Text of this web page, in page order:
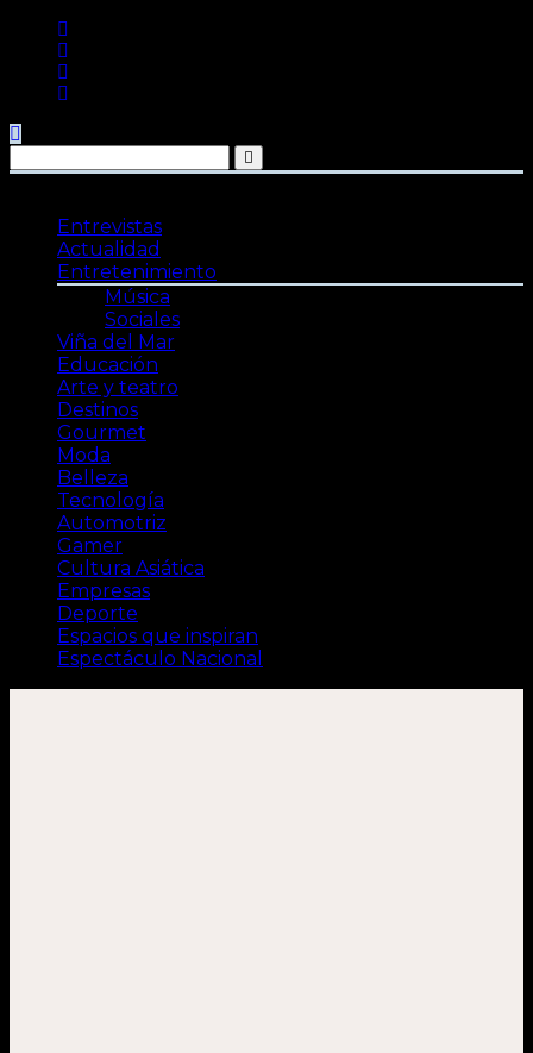
contenido
Entrevistas
Actualidad
Entretenimiento
Música
Sociales
Viña del Mar
Educación
Arte y teatro
Destinos
Gourmet
Moda
Belleza
Tecnología
Automotriz
Gamer
Cultura Asiática
Empresas
Deporte
Espacios que inspiran
Espectáculo Nacional